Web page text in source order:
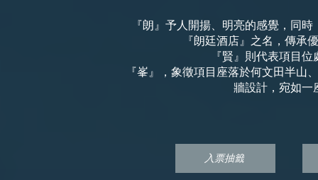
『朗』予人開揚、明亮的感覺，同
『朗廷酒店』之名，傳承
『賢』則代表項目
『峯』，象徵項目座落於何文田半
牆設計，宛如一
入票抽籤